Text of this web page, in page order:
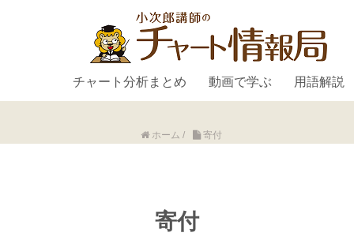
チャート分析まとめ 動画で学ぶ 用語解説
ホーム / 寄付
寄付